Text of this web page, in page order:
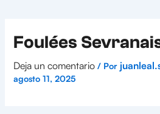
Foulées
Deja un comentario / Por
agosto 11, 2025